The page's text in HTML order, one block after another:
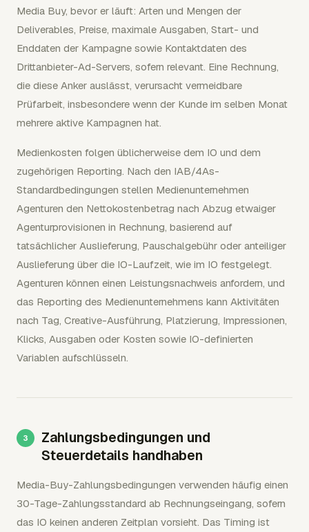
Media Buy, bevor er läuft: Arten und Mengen der
Deliverables, Preise, maximale Ausgaben, Start- und
Enddaten der Kampagne sowie Kontaktdaten des
Drittanbieter-Ad-Servers, sofern relevant. Eine Rechnung,
die diese Anker auslässt, verursacht vermeidbare
Prüfarbeit, insbesondere wenn der Kunde im selben Monat
mehrere aktive Kampagnen hat.
Medienkosten folgen üblicherweise dem IO und dem
zugehörigen Reporting. Nach den IAB/4As-
Standardbedingungen stellen Medienunternehmen
Agenturen den Nettokostenbetrag nach Abzug etwaiger
Agenturprovisionen in Rechnung, basierend auf
tatsächlicher Auslieferung, Pauschalgebühr oder anteiliger
Auslieferung über die IO-Laufzeit, wie im IO festgelegt.
Agenturen können einen Leistungsnachweis anfordern, und
das Reporting des Medienunternehmens kann Aktivitäten
nach Tag, Creative-Ausführung, Platzierung, Impressionen,
Klicks, Ausgaben oder Kosten sowie IO-definierten
Variablen aufschlüsseln.
Zahlungsbedingungen und
Steuerdetails handhaben
Media-Buy-Zahlungsbedingungen verwenden häufig einen
30-Tage-Zahlungsstandard ab Rechnungseingang, sofern
das IO keinen anderen Zeitplan vorsieht. Das Timing ist